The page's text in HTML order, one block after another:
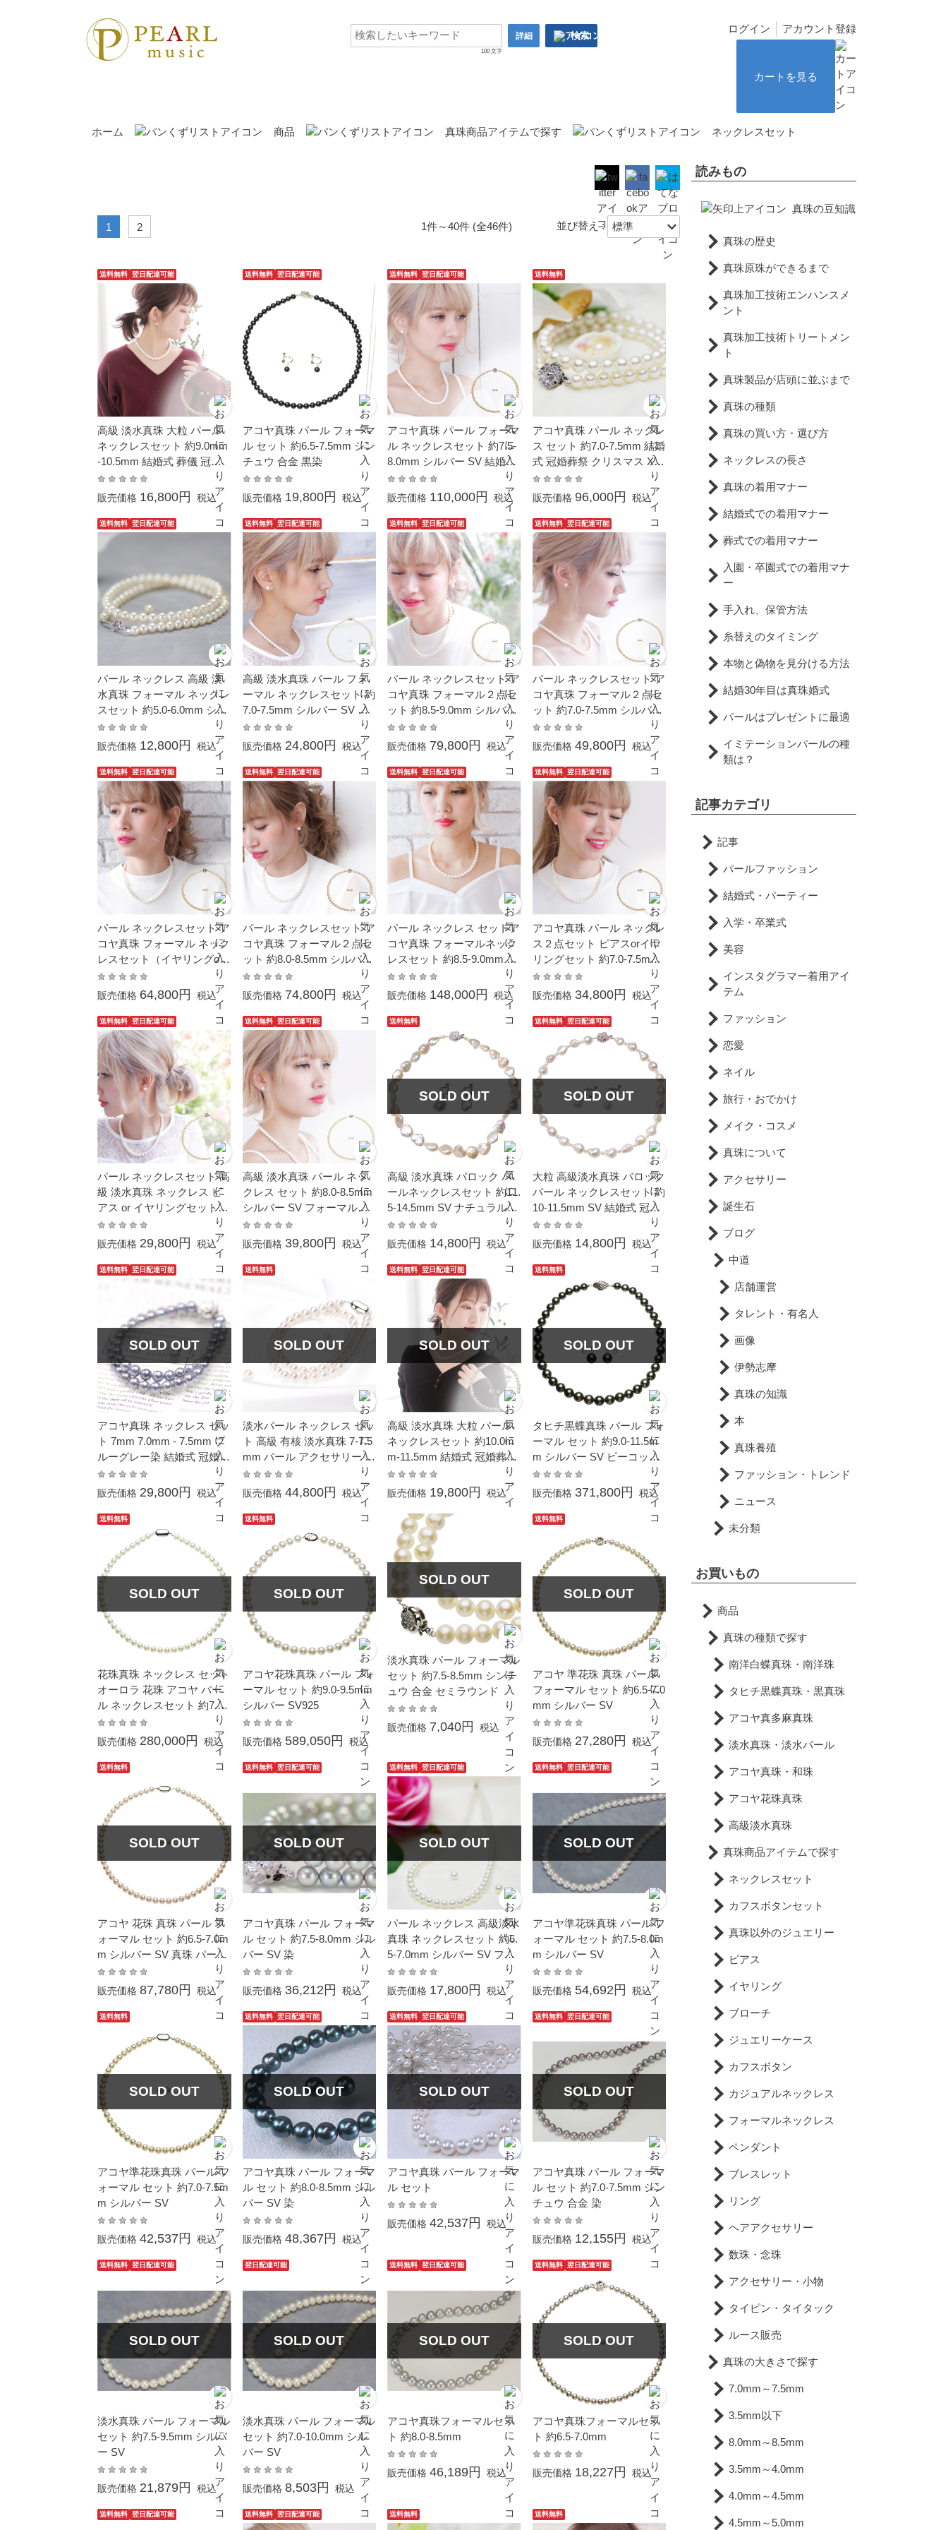
100 文字
詳細 検索
ログイン アカウント登録
カートを見る
ホーム 商品 真珠商品アイテムで探す ネックレスセット
1 2 1件～40件 (全46件) 並び替え :
送料無料 翌日配達可能
高級 淡水真珠 大粒 パール
ネックレスセット 約9.0mm
-10.5mm 結婚式 葬儀 冠婚
葬祭 大粒 大ぶり 卒業式 入
学式 母の日 プレゼント ギ
フト 贈り物 フォーマル カ
ジュアル 普段使い
販売価格 16,800円 税込
送料無料 翌日配達可能
アコヤ真珠 パール フォーマ
ル セット 約6.5-7.5mm シン
チュウ 合金 黒染
販売価格 19,800円 税込
送料無料 翌日配達可能
アコヤ真珠 パール フォーマ
ル ネックレスセット 約7.5-
8.0mm シルバー SV 結婚式
葬儀 冠婚葬祭 成人式 卒業
入園 入学式 母の日 プレゼ
ント ギフト 金属アレルギー
対応
販売価格 110,000円 税込
送料無料
アコヤ真珠 パール ネックレ
ス セット 約7.0-7.5mm 結婚
式 冠婚葬祭 クリスマス Xm
as プレゼント 本真珠 カジ
ュアル 卒業式 入学式 葬儀
冠婚葬祭 母の日 シルバー S
V
販売価格 96,000円 税込
送料無料 翌日配達可能
パール ネックレス 高級 淡
水真珠 フォーマル ネックレ
スセット 約5.0-6.0mm シル
バー SV 結婚式 冠婚葬 祭成
人式 お返し カジュアル 普
段使い 金属アレルギー対応
販売価格 12,800円 税込
送料無料 翌日配達可能
高級 淡水真珠 パール フォ
ーマル ネックレスセット 約
7.0-7.5mm シルバー SV 結
婚式 冠婚葬祭 成人式 卒業
式 入学式 母の日 プレゼン
ト ホワイトデーお返し 本真
珠 カジュアル 6月誕生石 金
属アレルギー対応
販売価格 24,800円 税込
送料無料 翌日配達可能
パール ネックレスセット ア
コヤ真珠 フォーマル２点セ
ット 約8.5-9.0mm シルバー
SV 結婚式 冠婚葬祭 卒業 入
園 入学式 母の日 プレゼン
ト 大粒 金属アレルギー対応
販売価格 79,800円 税込
送料無料 翌日配達可能
パール ネックレスセット ア
コヤ真珠 フォーマル２点セ
ット 約7.0-7.5mm シルバー
SV 結婚式 冠婚葬祭 成人式
卒業 入園 入学式 母の日 プ
レゼント 贈り物 6月誕生石
本真珠 カジュアル 6月誕生
販売価格 49,800円 税込
送料無料 翌日配達可能
パール ネックレスセット ア
コヤ真珠 フォーマル ネック
レスセット（イヤリングor
ピアス） 約7.5-8.0mm あこ
や真珠 結婚式 冠婚葬祭 葬
儀 真珠ネックレス 成人式
卒業 入園 入学式 母の日 プ
レゼント カジュアル
販売価格 64,800円 税込
送料無料 翌日配達可能
パール ネックレスセット ア
コヤ真珠 フォーマル２点セ
ット 約8.0-8.5mm シルバー
SV 大珠 結婚式 冠婚葬祭 葬
儀 成人式 卒業 入園 入学式
母の日 プレゼント あこや本
真珠
販売価格 74,800円 税込
送料無料 翌日配達可能
パール ネックレス セットア
コヤ真珠 フォーマルネック
レスセット 約8.5-9.0mm シ
ルバー SV 結婚式 冠婚葬祭
葬儀 成人式 卒業 入園 入学
式 母の日 プレゼント 本真
珠 金属アレルギー対応
販売価格 148,000円 税込
送料無料 翌日配達可能
アコヤ真珠 パール ネックレ
ス２点セット ピアスorイヤ
リングセット 約7.0-7.5mm
シルバー SV 冠婚葬祭 結婚
式 あこや 真珠 卒業式 入学
式 母の日 プレゼント 本真
珠 カジュアル ギフト
販売価格 34,800円 税込
送料無料 翌日配達可能
パール ネックレスセット 高
級 淡水真珠 ネックレス ピ
アス or イヤリングセット
約7.5-8.0mm シルバー SV
結婚式 冠婚葬祭 本真珠 フ
ォーマル 本真珠 成人式 卒
業式 入学式 母の日 プレゼ
ント ホワイトデーお返し カ
ジュアル 6月誕生石 金属ア
レルギー対応
販売価格 29,800円 税込
送料無料 翌日配達可能
高級 淡水真珠 パール ネッ
クレス セット 約8.0-8.5mm
シルバー SV フォーマルセ
ット 結婚式 冠婚葬祭 成人
式 卒業 入園 入学式 母の日
ホワイトデーお返し プレゼ
ント 本真珠 カジュアル 6月
販売価格 39,800円 税込
送料無料
SOLD OUT
高級 淡水真珠 バロック パ
ールネックレスセット 約11.
5-14.5mm SV ナチュラルカ
ラー 結婚式 冠婚葬祭 葬儀
プレゼント カジュアル 普段
販売価格 14,800円 税込
送料無料 翌日配達可能
SOLD OUT
大粒 高級淡水真珠 バロック
パール ネックレスセット 約
10-11.5mm SV 結婚式 冠婚
葬祭 葬儀 プレゼント カジ
ュアル 普段使い 大粒 大ぶ
販売価格 14,800円 税込
送料無料 翌日配達可能
SOLD OUT
アコヤ真珠 ネックレス セッ
ト 7mm 7.0mm - 7.5mm ブ
ルーグレー染 結婚式 冠婚葬
祭 フォーマル カジュアル
普段使い 誕生石 宇和島 ピ
アスセット イヤリングセッ
ト 本真珠 ケース付き
販売価格 29,800円 税込
送料無料
SOLD OUT
淡水パール ネックレス セッ
ト 高級 有核 淡水真珠 7-7.5
mm パール アクセサリー 結
婚式 冠婚葬祭 本真珠 フォ
ーマル
販売価格 44,800円 税込
送料無料 翌日配達可能
SOLD OUT
高級 淡水真珠 大粒 パール
ネックレスセット 約10.0m
m-11.5mm 結婚式 冠婚葬祭
成人式 卒業式 入学式 母の
日 プレゼント 大粒 大ぶり
フォーマル カジュアル 普段
使い 大ぶり
販売価格 19,800円 税込
送料無料
SOLD OUT
タヒチ黒蝶真珠 パール フォ
ーマル セット 約9.0-11.5m
m シルバー SV ピーコック
グリーン
販売価格 371,800円 税込
送料無料
SOLD OUT
花珠真珠 ネックレス セット
オーロラ 花珠 アコヤ パー
ル ネックレスセット 約7.0-
7.5mm あこや シルバー SV
結婚式 冠婚葬祭 成人式 卒
業式 入学式 母の日 プレゼ
ント カジュアル 6月誕生石
販売価格 280,000円 税込
送料無料
SOLD OUT
アコヤ花珠真珠 パール フォ
ーマル セット 約9.0-9.5mm
シルバー SV925
販売価格 589,050円 税込
SOLD OUT
淡水真珠 パール フォーマル
セット 約7.5-8.5mm シンチ
ュウ 合金 セミラウンド
販売価格 7,040円 税込
送料無料
SOLD OUT
アコヤ 準花珠 真珠 パール
フォーマル セット 約6.5-7.0
mm シルバー SV
販売価格 27,280円 税込
送料無料
SOLD OUT
アコヤ 花珠 真珠 パール フ
ォーマル セット 約6.5-7.0m
m シルバー SV 真珠 パール
ギフト プレゼント
販売価格 87,780円 税込
送料無料 翌日配達可能
SOLD OUT
アコヤ真珠 パール フォーマ
ル セット 約7.5-8.0mm シル
バー SV 染
販売価格 36,212円 税込
送料無料 翌日配達可能
SOLD OUT
パール ネックレス 高級淡水
真珠 ネックレスセット 約6.
5-7.0mm シルバー SV フォ
ーマル 結婚式 冠婚葬祭 成
人式 卒業 入園 入学式 母の
日 プレゼント カジュアル普
段使い 金属アレルギー対応
販売価格 17,800円 税込
送料無料 翌日配達可能
SOLD OUT
アコヤ準花珠真珠 パール フ
ォーマル セット 約7.5-8.0m
m シルバー SV
販売価格 54,692円 税込
送料無料
SOLD OUT
アコヤ準花珠真珠 パール フ
ォーマル セット 約7.0-7.5m
m シルバー SV
販売価格 42,537円 税込
送料無料 翌日配達可能
SOLD OUT
アコヤ真珠 パール フォーマ
ル セット 約8.0-8.5mm シル
バー SV 染
販売価格 48,367円 税込
送料無料 翌日配達可能
SOLD OUT
アコヤ真珠 パール フォーマ
ル セット
販売価格 42,537円 税込
送料無料 翌日配達可能
SOLD OUT
アコヤ真珠 パール フォーマ
ル セット 約7.0-7.5mm シン
チュウ 合金 染
販売価格 12,155円 税込
送料無料 翌日配達可能
SOLD OUT
淡水真珠 パール フォーマル
セット 約7.5-9.5mm シルバ
ー SV
販売価格 21,879円 税込
翌日配達可能
SOLD OUT
淡水真珠 パール フォーマル
セット 約7.0-10.0mm シル
バー SV
販売価格 8,503円 税込
送料無料 翌日配達可能
SOLD OUT
アコヤ真珠フォーマルセッ
ト 約8.0-8.5mm
販売価格 46,189円 税込
送料無料 翌日配達可能
SOLD OUT
アコヤ真珠フォーマルセッ
ト 約6.5-7.0mm
販売価格 18,227円 税込
送料無料 翌日配達可能 送料無料 翌日配達可能 送料無料 送料無料
読みもの
真珠の豆知識
真珠の歴史
真珠原珠ができるまで
真珠加工技術エンハンスメ
ント
真珠加工技術トリートメン
ト
真珠製品が店頭に並ぶまで
真珠の種類
真珠の買い方・選び方
ネックレスの長さ
真珠の着用マナー
結婚式での着用マナー
葬式での着用マナー
入園・卒園式での着用マナ
ー
手入れ、保管方法
糸替えのタイミング
本物と偽物を見分ける方法
結婚30年目は真珠婚式
パールはプレゼントに最適
イミテーションパールの種
類は？
記事カテゴリ
記事
パールファッション
結婚式・パーティー
入学・卒業式
美容
インスタグラマー着用アイ
テム
ファッション
恋愛
ネイル
旅行・おでかけ
メイク・コスメ
真珠について
アクセサリー
誕生石
ブログ
中道
店舗運営
タレント・有名人
画像
伊勢志摩
真珠の知識
本
真珠養殖
ファッション・トレンド
ニュース
未分類
お買いもの
商品
真珠の種類で探す
南洋白蝶真珠・南洋珠
タヒチ黒蝶真珠・黒真珠
アコヤ真多麻真珠
淡水真珠・淡水パール
アコヤ真珠・和珠
アコヤ花珠真珠
高級淡水真珠
真珠商品アイテムで探す
ネックレスセット
カフスボタンセット
真珠以外のジュエリー
ピアス
イヤリング
ブローチ
ジュエリーケース
カフスボタン
カジュアルネックレス
フォーマルネックレス
ペンダント
ブレスレット
リング
ヘアアクセサリー
数珠・念珠
アクセサリー・小物
タイピン・タイタック
ルース販売
真珠の大きさで探す
7.0mm～7.5mm
3.5mm以下
8.0mm～8.5mm
3.5mm～4.0mm
4.0mm～4.5mm
4.5mm～5.0mm